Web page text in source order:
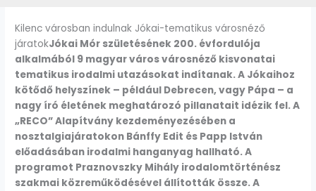
Kilenc városban indulnak Jókai-tematikus városnéző
járatokJókai Mór születésének 200. évfordulója
alkalmából 9 magyar város városnéző kisvonatai
tematikus irodalmi utazásokat indítanak. A Jókaihoz
kötődő helyszínek – például Debrecen, vagy Pápa – a
nagy író életének meghatározó pillanatait idézik fel. A
„RECO” Alapítvány kezdeményezésében a
nosztalgiajáratokon Bánffy Edit és Papp István
előadásában irodalmi hanganyag hallható. A
programot Praznovszky Mihály irodalomtörténész
szakmai közreműködésével állították össze. A